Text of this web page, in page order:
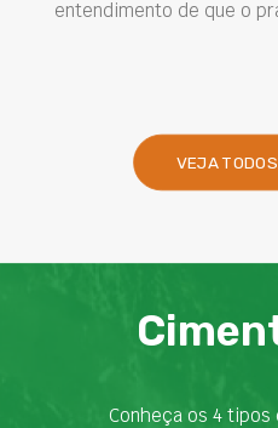
VEJA TODOS
Conheça os 4